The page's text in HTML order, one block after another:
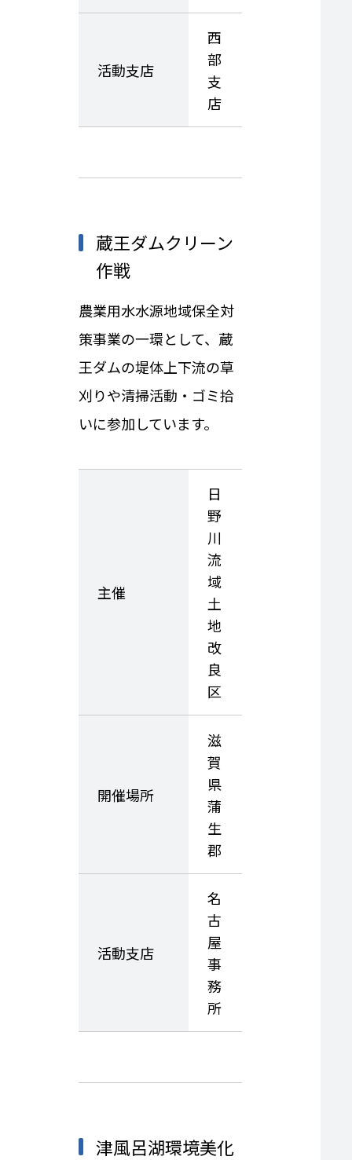
活動支店
西
部
支
店
蔵王ダムクリーン
作戦
農業用水水源地域保全対
策事業の一環として、蔵
王ダムの堤体上下流の草
刈りや清掃活動・ゴミ拾
いに参加しています。
主催
日
野
川
流
域
土
地
改
良
区
開催場所
滋
賀
県
蒲
生
郡
活動支店
名
古
屋
事
務
所
津風呂湖環境美化